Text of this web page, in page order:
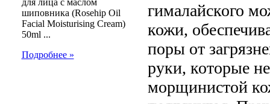
шиповника (Rosehip Oil
Facial Moisturising Cream)
50ml ...
Подробнее »
гималайского
кожи,
поры от
руки, которые
морщинистой